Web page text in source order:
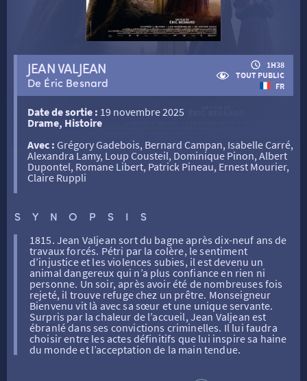
RETOUR
FILMS
RETOUR
SÉANCES SPÉCIALES
THÉ CINÉ
RÉTRO VISION
ATELIERS PRATIQUES
RETOUR
LA SÉLECTION DES AMIS DU CINÉMA & LES FILMS
D’ACTUALITÉS
LES DISPOSITIFS NATIONAUX
HISTORIQUE
RETOUR
NOS SALLES
JEAN VALJEAN
De Éric Besnard
1H38
TOUT PUBLIC
FR
Date de sortie : 19 novembre 2025
Drame, Histoire
Avec : Grégory Gadebois, Bernard Campan, Isabelle Carré,
Alexandra Lamy, Loup Cousteil, Dominique Pinon, Albert
Dupontel, Romane Libert, Patrick Pineau, Ernest Mourier,
Claire Ruppli
SYNOPSIS
1815. Jean Valjean sort du bagne après dix-neuf ans de
travaux forcés. Pétri par la colère, le sentiment
d’injustice et les violences subies, il est devenu un
animal dangereux qui n’a plus confiance en rien ni
personne. Un soir, après avoir été de nombreuses fois
rejeté, il trouve refuge chez un prêtre. Monseigneur
Bienvenu vit là avec sa sœur et une unique servante.
Surpris par la chaleur de l’accueil, Jean Valjean est
ébranlé dans ses convictions criminelles. Il lui faudra
choisir entre les actes définitifs que lui inspire sa haine
du monde et l’acceptation de la main tendue.